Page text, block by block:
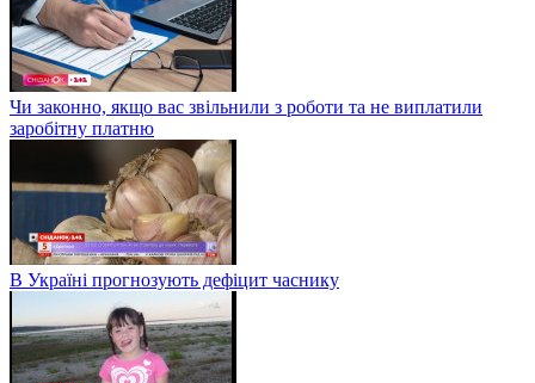
Чи законно, якщо вас звільнили з роботи та не виплатили
заробітну платню
В Україні прогнозують дефіцит часнику